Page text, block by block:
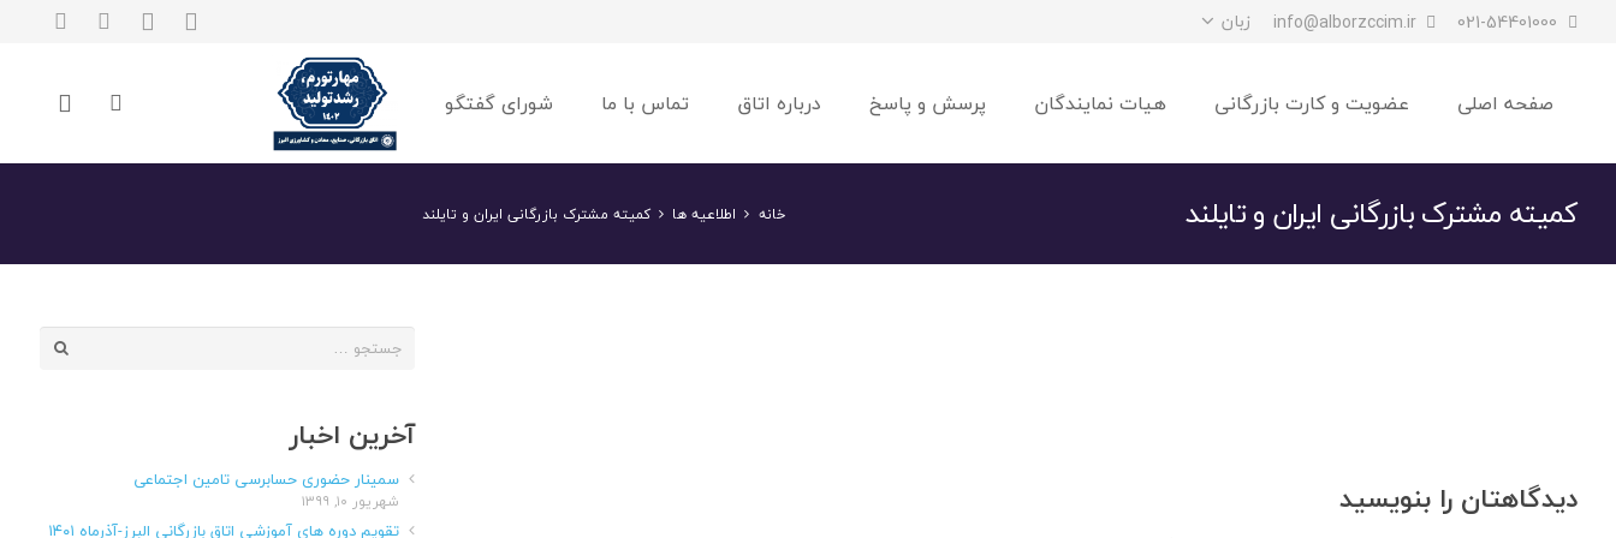
021-54401000
info@alborzccim.ir زبان
صفحه اصلی عضویت و کارت بازرگانی هیات نمایندگان پرسش و پاسخ درباره اتاق تماس با ما شورای گفتگو
کمیته مشترک بازرگانی ایران و تایلند خانه اطلاعیه ها کمیته مشترک بازرگانی ایران و تایلند
دیدگاهتان را بنویسید
جستجو
آخرین اخبار
سمینار حضوری حسابرسی تامین اجتماعی
شهریور ۱۰, ۱۳۹۹
تقویم دوره های آموزشی اتاق بازرگانی البرز-آذرماه ۱۴۰۱